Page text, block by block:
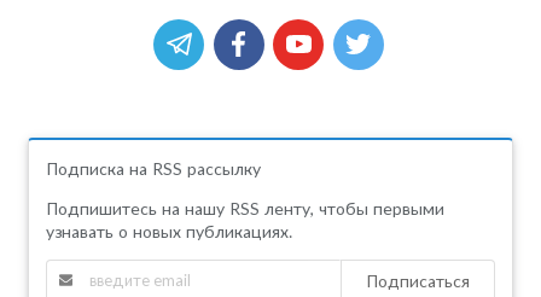
Подписка на RSS рассылку
Подпишитесь на нашу RSS ленту, чтобы первыми
узнавать о новых публикациях.
Подписаться